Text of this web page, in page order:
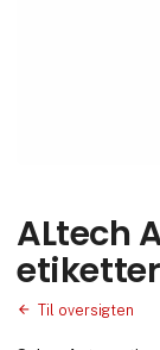
ALtech
Til oversigten